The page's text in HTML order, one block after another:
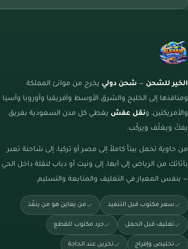
الخير للشحن — شحن دولي يخرج من موانئ المملكة
ومنافذها إلى الخليج والشرق الأوسط وأفريقيا وأوروبا وآسيا
والأمريكتين، ونقل عفش يغطي كل مدن السعودية بفريق
يفكّ ويغلّف ويركّب.
من حاوية تحمل بيتاً كاملاً إلى مصر أو تركيا، إلى شاحنة تعبر
بأثاثك من الرياض إلى أبها، إلى ونيت أو دباب لنقلة داخل الحي
— بنفس المعيار في التغليف والمتابعة والتسليم.
سعر مكتوب قبل التنفيذ من يعاين هو من ينفّذ
تغليف قبل الحمل جرد مكتوب للقطع
تخليص وإفراج تخزين عند الحاجة